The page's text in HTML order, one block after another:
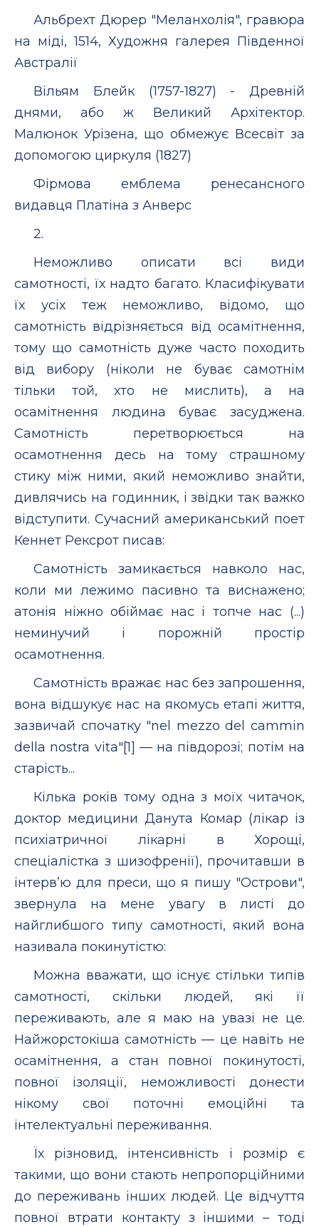
Альбрехт Дюрер "Меланхолія", гравюра
на міді, 1514, Художня галерея Південної
Австралії
Вільям Блейк (1757-1827) - Древній
днями, або ж Великий Архітектор.
Малюнок Урізена, що обмежує Всесвіт за
допомогою циркуля (1827)
Фірмова емблема ренесансного
видавця Платіна з Анверс
2.
Неможливо описати всі види
самотності, їх надто багато. Класифікувати
їх усіх теж неможливо, відомо, що
самотність відрізняється від осамітнення,
тому що самотність дуже часто походить
від вибору (ніколи не буває самотнім
тільки той, хто не мислить), а на
осамітнення людина буває засуджена.
Самотність перетворюється на
осамотнення десь на тому страшному
стику між ними, який неможливо знайти,
дивлячись на годинник, і звідки так важко
відступити. Сучасний американський поет
Кеннет Рексрот писав:
Самотність замикається навколо нас,
коли ми лежимо пасивно та виснажено;
атонія ніжно обіймає нас і топче нас (...)
неминучий і порожній простір
осамотнення.
Самотність вражає нас без запрошення,
вона відшукує нас на якомусь етапі життя,
зазвичай спочатку "nel mezzo del cammin
della nostra vita"[1] — на півдорозі; потім на
старість...
Кілька років тому одна з моїх читачок,
доктор медицини Данута Комар (лікар із
психіатричної лікарні в Хорощі,
спеціалістка з шизофренії), прочитавши в
інтерв’ю для преси, що я пишу "Острови",
звернула на мене увагу в листі до
найглибшого типу самотності, який вона
називала покинутістю:
Можна вважати, що існує стільки типів
самотності, скільки людей, які її
переживають, але я маю на увазі не це.
Найжорстокіша самотність — це навіть не
осамітнення, а стан повної покинутості,
повної ізоляції, неможливості донести
нікому свої поточні емоційні та
інтелектуальні переживання.
Їх різновид, інтенсивність і розмір є
такими, що вони стають непропорційними
до переживань інших людей. Це відчуття
повної втрати контакту з іншими – тоді